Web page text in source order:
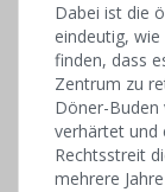
Dabei ist die
eindeutig,
finden, dass
Zentrum zu
Döner-Buden
verhärtet und
Rechtsstreit
mehrere